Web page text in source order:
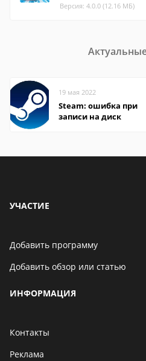
Версия: 4.0.0 (12.16 МБ)
19 мая 2022
Steam: ошибка при
записи на диск
УЧАСТИЕ
Добавить программу
Добавить обзор или статью
ИНФОРМАЦИЯ
Контакты
Реклама